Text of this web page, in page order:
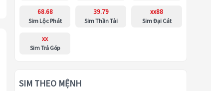
68.68
Sim Lộc Phát
39.79
Sim Thần Tài
xx88
Sim Đại Cát
xx
Sim Trả Góp
SIM THEO MỆNH